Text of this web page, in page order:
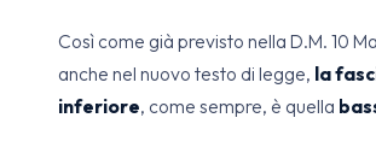
Così come già previsto nella D.M. 10
anche nel nuovo testo di legge, la
inferiore, come sempre, è quella